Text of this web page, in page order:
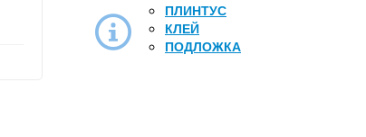
ПЛИНТУС
КЛЕЙ
ПОДЛОЖКА